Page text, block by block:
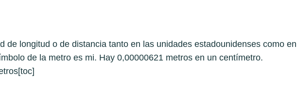
de longitud o de distancia tanto en las unidades estadounidenses como en
de la metro es mi. Hay 0,00000621 metros en un centímetro.
[toc]